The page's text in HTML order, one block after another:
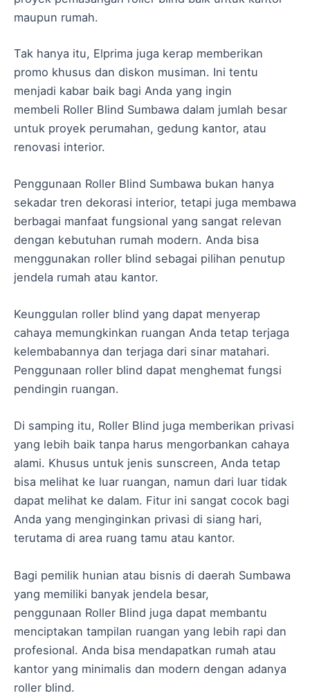
maupun rumah.
Tak hanya itu, Elprima juga kerap memberikan
promo khusus dan diskon musiman. Ini tentu
menjadi kabar baik bagi Anda yang ingin
membeli Roller Blind Sumbawa dalam jumlah besar
untuk proyek perumahan, gedung kantor, atau
renovasi interior.
Penggunaan Roller Blind Sumbawa bukan hanya
sekadar tren dekorasi interior, tetapi juga membawa
berbagai manfaat fungsional yang sangat relevan
dengan kebutuhan rumah modern. Anda bisa
menggunakan roller blind sebagai pilihan penutup
jendela rumah atau kantor.
Keunggulan roller blind yang dapat menyerap
cahaya memungkinkan ruangan Anda tetap terjaga
kelembabannya dan terjaga dari sinar matahari.
Penggunaan roller blind dapat menghemat fungsi
pendingin ruangan.
Di samping itu, Roller Blind juga memberikan privasi
yang lebih baik tanpa harus mengorbankan cahaya
alami. Khusus untuk jenis sunscreen, Anda tetap
bisa melihat ke luar ruangan, namun dari luar tidak
dapat melihat ke dalam. Fitur ini sangat cocok bagi
Anda yang menginginkan privasi di siang hari,
terutama di area ruang tamu atau kantor.
Bagi pemilik hunian atau bisnis di daerah Sumbawa
yang memiliki banyak jendela besar,
penggunaan Roller Blind juga dapat membantu
menciptakan tampilan ruangan yang lebih rapi dan
profesional. Anda bisa mendapatkan rumah atau
kantor yang minimalis dan modern dengan adanya
roller blind.